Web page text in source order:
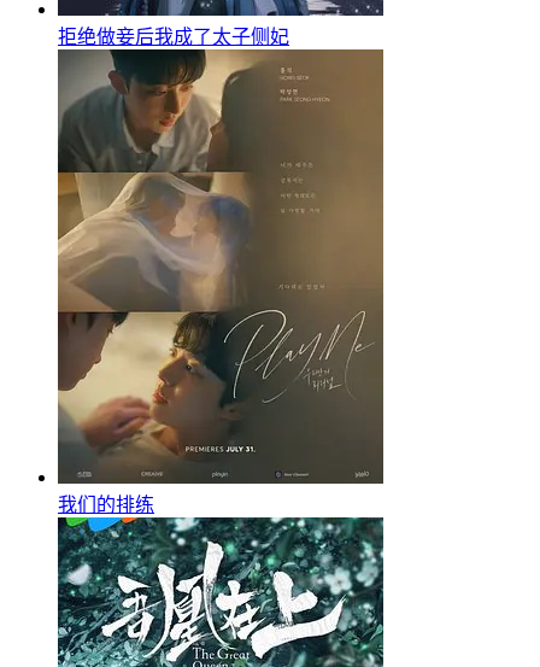
拒绝做妾后我成了太子侧妃
我们的排练